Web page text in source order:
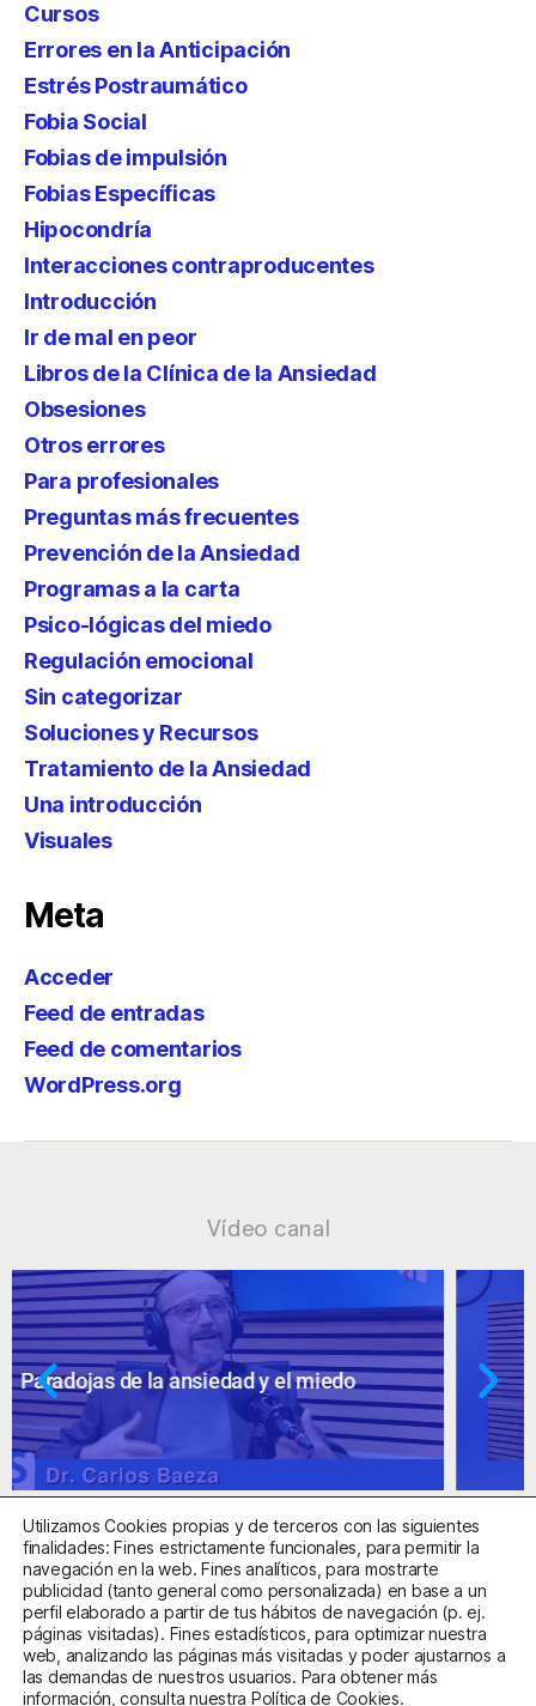
Cursos
Errores en la Anticipación
Estrés Postraumático
Fobia Social
Fobias de impulsión
Fobias Específicas
Hipocondría
Interacciones contraproducentes
Introducción
Ir de mal en peor
Libros de la Clínica de la Ansiedad
Obsesiones
Otros errores
Para profesionales
Preguntas más frecuentes
Prevención de la Ansiedad
Programas a la carta
Psico-lógicas del miedo
Regulación emocional
Sin categorizar
Soluciones y Recursos
Tratamiento de la Ansiedad
Una introducción
Visuales
Meta
Acceder
Feed de entradas
Feed de comentarios
WordPress.org
Vídeo canal
Ansiedad: supuestos cuestionables
Centro Sanitario Autorizado con el código E08737002
Aviso LegalPolítica de PrivacidadPolítica de Cookies
Utilizamos Cookies propias y de terceros con las siguientes
finalidades: Fines estrictamente funcionales, para permitir la
navegación en la web. Fines analíticos, para mostrarte
publicidad (tanto general como personalizada) en base a un
perfil elaborado a partir de tus hábitos de navegación (p. ej.
páginas visitadas). Fines estadísticos, para optimizar nuestra
web, analizando las páginas más visitadas y poder ajustarnos a
las demandas de nuestros usuarios. Para obtener más
información, consulta nuestra Política de Cookies.